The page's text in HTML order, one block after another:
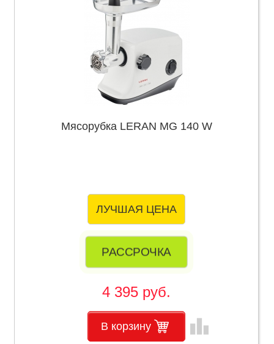
Мясорубка LERAN MG 140 W
ЛУЧШАЯ ЦЕНА
РАССРОЧКА
4 395 руб.
В корзину leaderboard